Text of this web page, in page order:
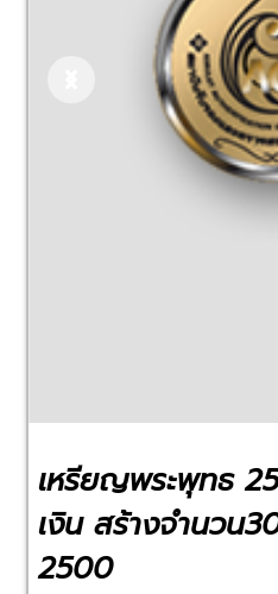
เหรียญพระพุทธ
เงิน สร้างจำนวน
2500